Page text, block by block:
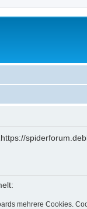
mehrere Cookies.